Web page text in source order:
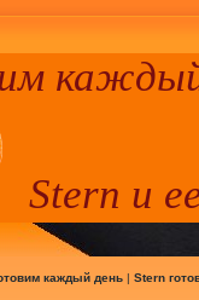
Stern и
каждый день| Stern